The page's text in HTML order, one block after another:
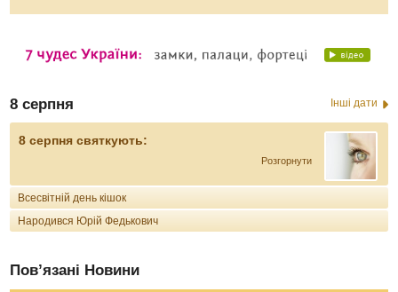
8 серпня Інші дати
8 серпня святкують:
Розгорнути
Всесвітній день кішок
Народився Юрій Федькович
Пов’язані Новини